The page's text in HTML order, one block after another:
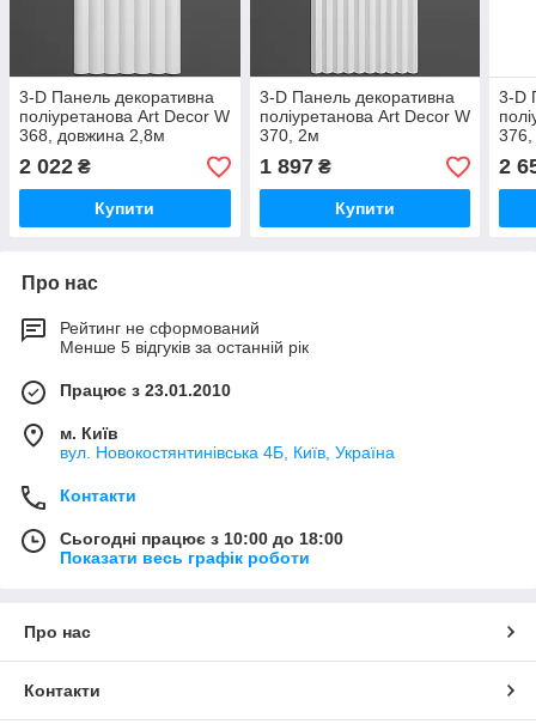
3-D Панель декоративна
поліуретанова Art Decor W
368, довжина 2,8м
2 022 ₴
Купити
3-D Панель декоративна
поліуретанова Art Decor W
370, 2м
1 897₴
Купити
3-D
2
Про нас
Рейтинг не сформований
Менше 5 відгуків за останній рік
Працює з 23.01.2010
м. Київ
вул. Новокостянтинівська 4Б, Київ, Україна
Контакти
Сьогодні працює з 10:00 до 18:00
Показати весь графік роботи
Про нас
Контакти